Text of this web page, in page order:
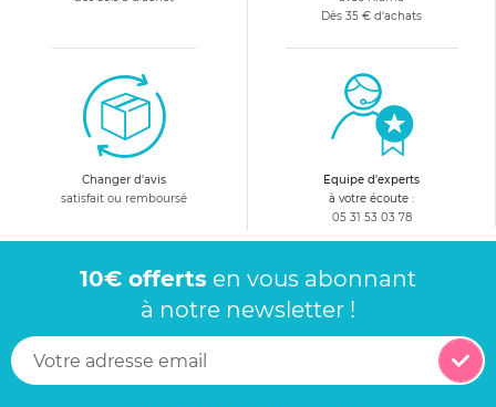
Dès 35 € d'achats
Changer d'avis
satisfait ou remboursé
Equipe d'experts
à votre écoute :
05 31 53 03 78
10€ offerts en vous abonnant
à notre newsletter !